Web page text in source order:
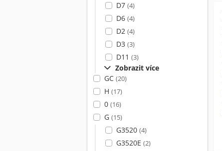
D7 (4)
D6 (4)
D2 (4)
D3 (3)
D11 (3)
Zobrazit více
GC (20)
H (17)
0 (16)
G (15)
G3520 (4)
G3520E (2)